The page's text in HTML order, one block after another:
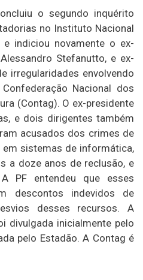
o segundo inquérito
no Instituto Nacional
indiciou novamente o ex-
Stefanutto, e ex-
irregularidades envolvendo
Nacional dos
(Contag). O ex-presidente
e dois dirigentes também
acusados dos crimes de
sistemas de informática,
a doze anos de reclusão, e
PF entendeu que esses
descontos indevidos de
desses recursos. A
divulgada inicialmente pelo
pelo Estadão. A Contag é